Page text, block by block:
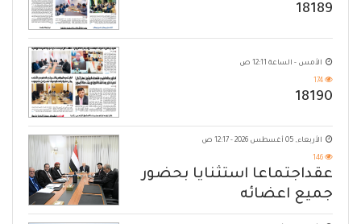
18189
الأمس - الساعة 12:11 ص
174
18190
الأربعاء, 05 أغسطس 2026 - 12:17 ص
146
عقداجتماعا استثنايا بحضور
جميع اعضائه